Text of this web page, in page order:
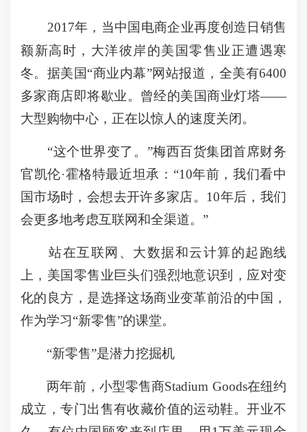
2017年，当中国电商企业再度创造日销售
额新高时，大洋彼岸的美国零售业正遭遇寒
冬。据美国“商业内幕”网站报道，全美有6400
多家商店即将歇业。曾经的美国商业灯塔——
大型购物中心，正在以惊人的速度关闭。
“这个世界变了。”梅西百货集团首席财务
官凯伦·霍格特最近坦承：“10年前，我们看中
国市场时，会想去开许多家店。10年后，我们
会更多地考虑互联网和全渠道。”
站在互联网、大数据和云计算的起跑线
上，美国零售业巨头们强烈地意识到，应对变
化的良方，是选择这场商业变革前沿的中国，
作为学习“新零售”的课堂。
“新零售”是潜力挖掘机
两年前，小型零售商Stadium Goods在纽约
成立，专门出售有收藏价值的运动鞋。开业不